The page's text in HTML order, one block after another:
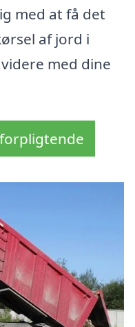
med at få det
af jord i
med dine